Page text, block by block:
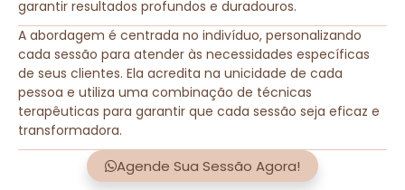
garantir resultados profundos e duradouros.
A abordagem é centrada no indivíduo, personalizando
cada sessão para atender às necessidades específicas
de seus clientes. Ela acredita na unicidade de cada
pessoa e utiliza uma combinação de técnicas
terapêuticas para garantir que cada sessão seja eficaz e
transformadora.
Agende Sua Sessão Agora!